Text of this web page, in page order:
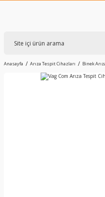
Anasayfa Arıza Tespit Cihazları Binek